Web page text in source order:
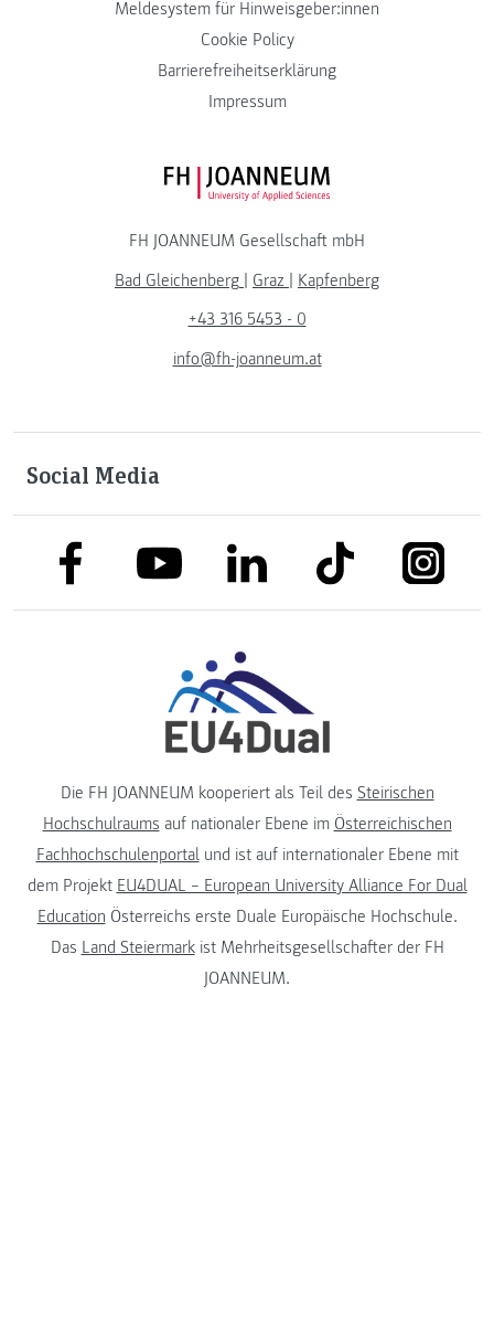
Meldesystem für Hinweisgeber:innen
Cookie Policy
Barrierefreiheitserklärung
Impressum
FH JOANNEUM Logo
FH JOANNEUM Gesellschaft mbH
Bad Gleichenberg | Graz | Kapfenberg
+43 316 5453 - 0
info@fh-joanneum.at
Social Media
link to facebooklink to youtubelink to linkedinlink to tiktok link to
Die FH JOANNEUM kooperiert als Teil des Steirischen
Hochschulraums auf nationaler Ebene im Österreichischen
Fachhochschulenportalund ist auf internationaler Ebene mit
dem Projekt EU4DUAL – European University Alliance For Dual
Education Österreichs erste Duale Europäische Hochschule.
Das Land Steiermarkist Mehrheitsgesellschafter der FH
JOANNEUM.